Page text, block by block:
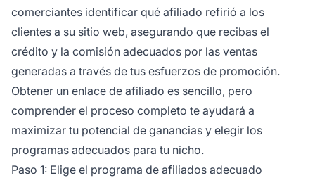
comerciantes identificar qué afiliado refirió a los
clientes a su sitio web, asegurando que recibas el
crédito y la comisión adecuados por las ventas
generadas a través de tus esfuerzos de promoción.
Obtener un enlace de afiliado es sencillo, pero
comprender el proceso completo te ayudará a
maximizar tu potencial de ganancias y elegir los
programas adecuados para tu nicho.
Paso 1: Elige el programa de afiliados adecuado